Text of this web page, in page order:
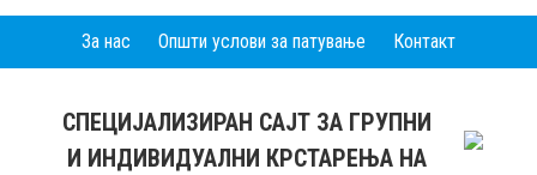
За нас Општи услови за патување Контакт
СПЕЦИЈАЛИЗИРАН САЈТ ЗА ГРУПНИ
И ИНДИВИДУАЛНИ КРСТАРЕЊА НА